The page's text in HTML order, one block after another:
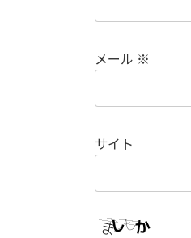
メール ※
サイト